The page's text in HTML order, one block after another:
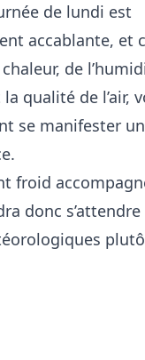
de lundi est
accablante, et
de
qualité de l’air,
se manifester
froid
donc s’attendre